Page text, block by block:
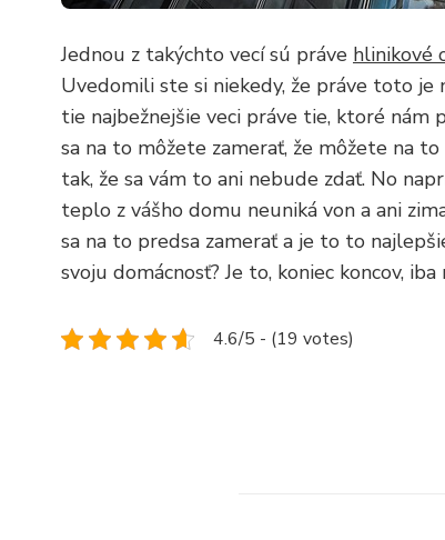
Jednou z takýchto vecí sú práve hlinikové
Uvedomili ste si niekedy, že práve toto je
tie najbežnejšie veci práve tie, ktoré nám
sa na to môžete zamerať, že môžete na
tak, že sa vám to ani nebude zdať. No
teplo z vášho domu neuniká von a ani
sa na to predsa zamerať a je to to
svoju domácnosť? Je to, koniec koncov, iba
4.6/5 - (19 votes)